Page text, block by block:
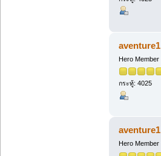
aventure1
Hero Member
กระทู้: 4025
aventure1
Hero Member